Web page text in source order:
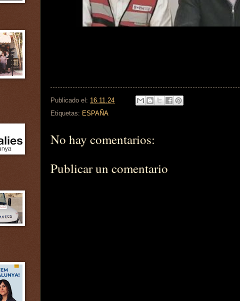
Publicado el: 16.11.24
Etiquetas: ESPAÑA
No hay comentarios:
Publicar un comentario